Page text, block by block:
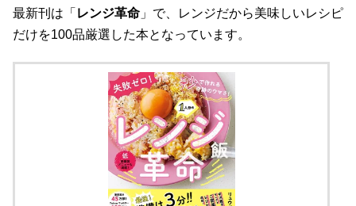
最新刊は「 レンジ革命 」で、レンジだから美味しいレシピ
だけを100品厳選した本となっています。